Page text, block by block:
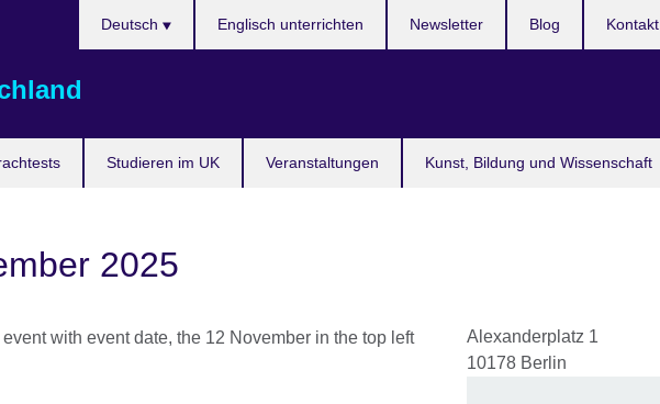
Studieren im UK Veranstaltungen Kunst, Bildung und Wissenschaft
Deutsch Englisch unterrichten Newsletter Blog Kontakt
2025
Alexanderplatz 1
10178 Berlin